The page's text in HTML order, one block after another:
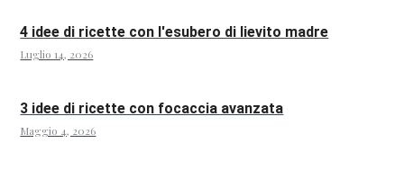
4 idee di ricette con l'esubero di lievito madre
Luglio 14, 2026
3 idee di ricette con focaccia avanzata
Maggio 4, 2026